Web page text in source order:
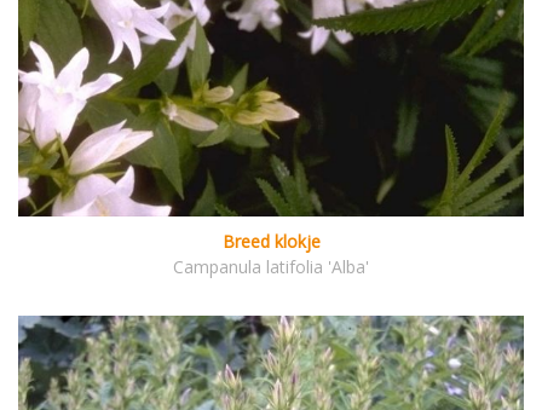
Breed klokje
Campanula latifolia 'Alba'